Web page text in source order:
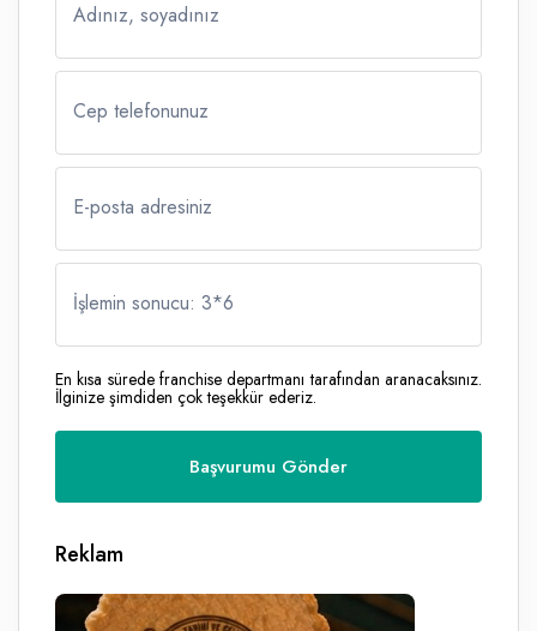
Adınız, soyadınız
Cep telefonunuz
E-posta adresiniz
İşlemin sonucu: 3*6
En kısa sürede franchise departmanı tarafından aranacaksınız.
İlginize şimdiden çok teşekkür ederiz.
Reklam